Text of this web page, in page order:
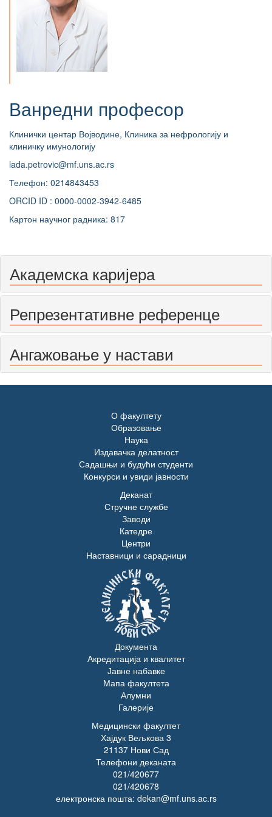
Ванредни професор
Клинички центар Војводине, Клиника за нефрологију и
клиничку имунологију
lada.petrovic@mf.uns.ac.rs
Телефон: 0214843453
ORCID ID : 0000-0002-3942-6485
Картон научног радника: 817
Академска каријера
Репрезентативне референце
Ангажовање у настави
О факултету
Образовање
Наука
Издавачка делатност
Садашњи и будући студенти
Конкурси и увиди јавности
Деканат
Стручне службе
Заводи
Катедре
Центри
Наставници и сарадници
Документа
Акредитација и квалитет
Јавне набавке
Мапа факултета
Алумни
Галерије
Медицински факултет
Хајдук Вељкова 3
21137 Нови Сад
Телефони деканата
021/420677
021/420678
електронска пошта: dekan@mf.uns.ac.rs